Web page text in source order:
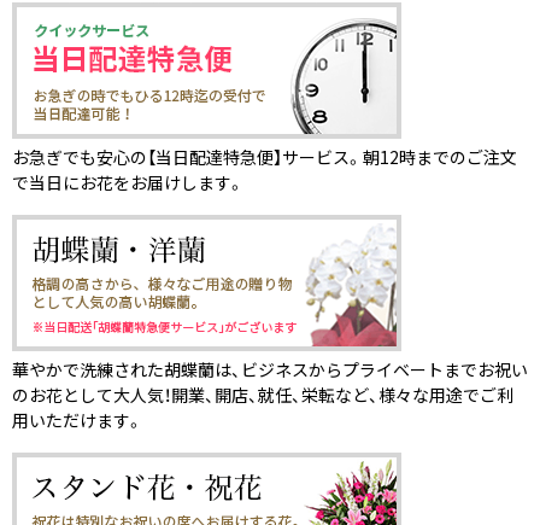
お急ぎでも安心の【当日配達特急便】サービス。朝12時までのご注文
で当日にお花をお届けします。
華やかで洗練された胡蝶蘭は、ビジネスからプライベートまでお祝い
のお花として大人気！開業、開店、就任、栄転など、様々な用途でご利
用いただけます。